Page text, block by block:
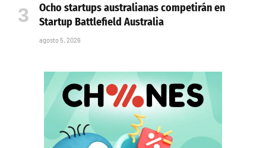
Ocho startups australianas competirán en
Startup Battlefield Australia
agosto 5, 2026